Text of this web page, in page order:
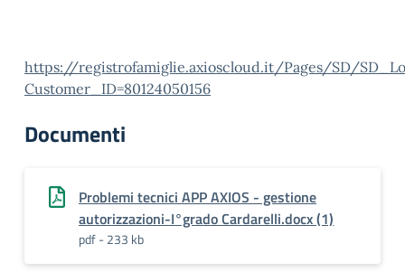
https://registrofamiglie.axioscloud.it/Pages/SD/
Customer_ID=80124050156
Documenti
Problemi tecnici APP AXIOS - gestione
autorizzazioni-I°grado Cardarelli.docx (1)
pdf - 233 kb